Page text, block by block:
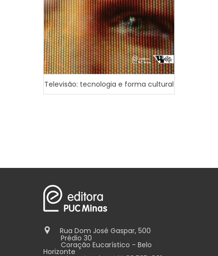
Televisão: tecnologia e forma cultural
Rua Dom José Gaspar, 500
Prédio 30
Coração Eucarístico - Belo
Horizonte